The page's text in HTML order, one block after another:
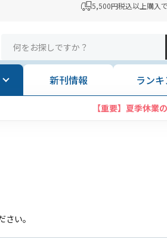
5,500円税込以上購入
新刊情報 ラン
【重要】夏季休業
い。